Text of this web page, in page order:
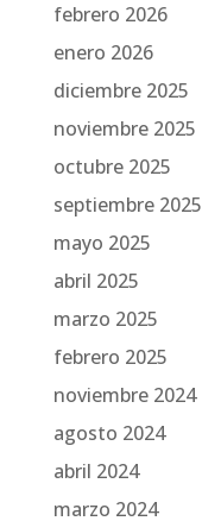
febrero 2026
enero 2026
diciembre 2025
noviembre 2025
octubre 2025
septiembre 2025
mayo 2025
abril 2025
marzo 2025
febrero 2025
noviembre 2024
agosto 2024
abril 2024
marzo 2024